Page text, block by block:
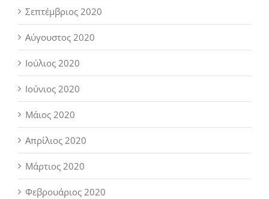
Σεπτέμβριος 2020
Αύγουστος 2020
Ιούλιος 2020
Ιούνιος 2020
Μάιος 2020
Απρίλιος 2020
Μάρτιος 2020
Φεβρουάριος 2020